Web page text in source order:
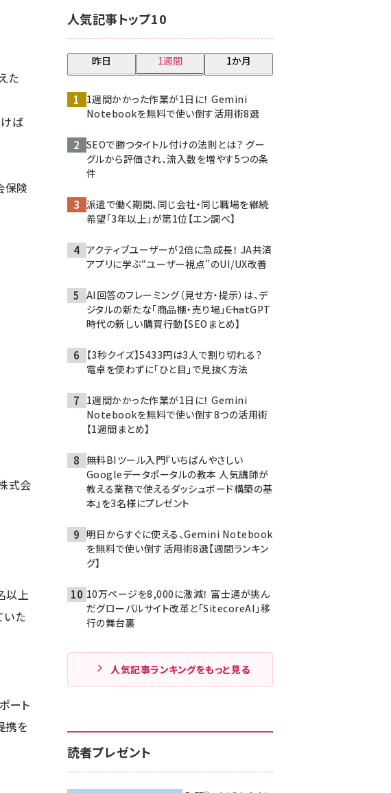
た
ば
保険
式会
以上
いた
ート
携を
人気記事トップ10
昨日 1週間 1か月
1週間かかった作業が1日に！ Gemini
Notebookを無料で使い倒す活用術8選
SEOで勝つタイトル付けの法則とは？ グー
グルから評価され、流入数を増やす5つの条
件
派遣で働く期間、同じ会社・同じ職場を継続
希望「3年以上」が第1位【エン調べ】
アクティブユーザーが2倍に急成長！ JA共済
アプリに学ぶ“ユーザー視点”のUI/UX改善
AI回答のフレーミング（見せ方・提示）は、デ
ジタルの新たな「商品棚・売り場」――ChatGPT
時代の新しい購買行動【SEOまとめ】
【3秒クイズ】5433円は3人で割り切れる？
電卓を使わずに「ひと目」で見抜く方法
1週間かかった作業が1日に！ Gemini
Notebookを無料で使い倒す8つの活用術
【1週間まとめ】
無料BIツール入門『いちばんやさしい
Googleデータポータルの教本 人気講師が
教える業務で使えるダッシュボード構築の基
本』を3名様にプレゼント
明日からすぐに使える、Gemini Notebook
を無料で使い倒す活用術8選【週間ランキン
グ】
10万ページを8,000に激減！ 富士通が挑ん
だグローバルサイト改革と「SitecoreAI」移
行の舞台裏
人気記事ランキングをもっと見る
読者プレゼント